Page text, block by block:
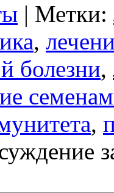
| Метки:
,
болезни,
,